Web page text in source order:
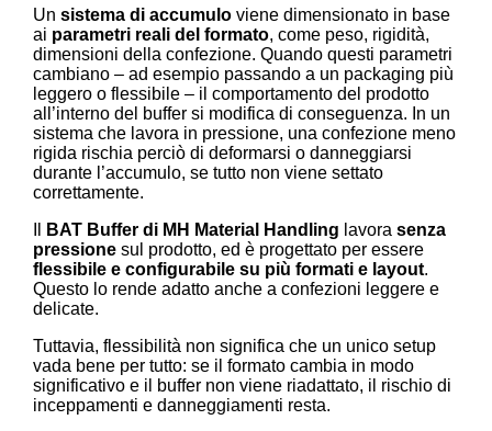
Un sistema di accumulo viene dimensionato in base
ai parametri reali del formato, come peso, rigidità,
dimensioni della confezione. Quando questi parametri
cambiano – ad esempio passando a un packaging più
leggero o flessibile – il comportamento del prodotto
all’interno del buffer si modifica di conseguenza. In un
sistema che lavora in pressione, una confezione meno
rigida rischia perciò di deformarsi o danneggiarsi
durante l’accumulo, se tutto non viene settato
correttamente.
BAT Buffer di MH Material Handling lavora senza
pressione sul prodotto, ed è progettato per essere
flessibile e configurabile su più formati e layout.
Questo lo rende adatto anche a confezioni leggere e
delicate.
Tuttavia, flessibilità non significa che un unico setup
vada bene per tutto: se il formato cambia in modo
significativo e il buffer non viene riadattato, il rischio di
inceppamenti e danneggiamenti resta.